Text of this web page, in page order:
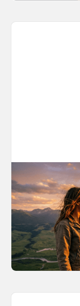
AI World
A More
Content
Learn why
one-off video
and how to
OpenArt
March 26,